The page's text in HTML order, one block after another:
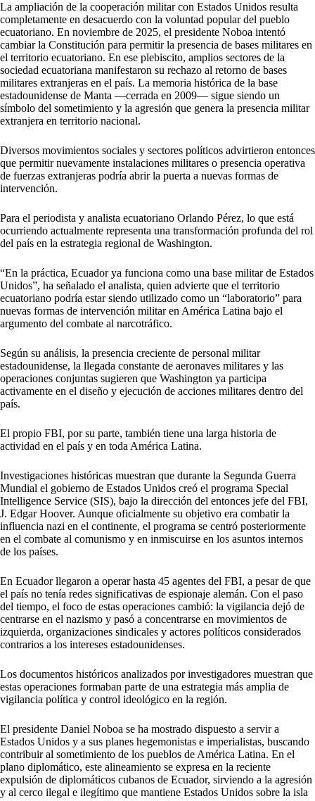
La ampliación de la cooperación militar con Estados Unidos resulta
completamente en desacuerdo con la voluntad popular del pueblo
ecuatoriano. En noviembre de 2025, el presidente Noboa intentó
cambiar la Constitución para permitir la presencia de bases militares en
el territorio ecuatoriano. En ese plebiscito, amplios sectores de la
sociedad ecuatoriana manifestaron su rechazo al retorno de bases
militares extranjeras en el país. La memoria histórica de la base
estadounidense de Manta —cerrada en 2009— sigue siendo un
símbolo del sometimiento y la agresión que genera la presencia militar
extranjera en territorio nacional.
Diversos movimientos sociales y sectores políticos advirtieron entonces
que permitir nuevamente instalaciones militares o presencia operativa
de fuerzas extranjeras podría abrir la puerta a nuevas formas de
intervención.
Para el periodista y analista ecuatoriano Orlando Pérez, lo que está
ocurriendo actualmente representa una transformación profunda del rol
del país en la estrategia regional de Washington.
“En la práctica, Ecuador ya funciona como una base militar de Estados
Unidos”, ha señalado el analista, quien advierte que el territorio
ecuatoriano podría estar siendo utilizado como un “laboratorio” para
nuevas formas de intervención militar en América Latina bajo el
argumento del combate al narcotráfico.
Según su análisis, la presencia creciente de personal militar
estadounidense, la llegada constante de aeronaves militares y las
operaciones conjuntas sugieren que Washington ya participa
activamente en el diseño y ejecución de acciones militares dentro del
país.
El propio FBI, por su parte, también tiene una larga historia de
actividad en el país y en toda América Latina.
Investigaciones históricas muestran que durante la Segunda Guerra
Mundial el gobierno de Estados Unidos creó el programa Special
Intelligence Service (SIS), bajo la dirección del entonces jefe del FBI,
J. Edgar Hoover. Aunque oficialmente su objetivo era combatir la
influencia nazi en el continente, el programa se centró posteriormente
en el combate al comunismo y en inmiscuirse en los asuntos internos
de los países.
En Ecuador llegaron a operar hasta 45 agentes del FBI, a pesar de que
el país no tenía redes significativas de espionaje alemán. Con el paso
del tiempo, el foco de estas operaciones cambió: la vigilancia dejó de
centrarse en el nazismo y pasó a concentrarse en movimientos de
izquierda, organizaciones sindicales y actores políticos considerados
contrarios a los intereses estadounidenses.
Los documentos históricos analizados por investigadores muestran que
estas operaciones formaban parte de una estrategia más amplia de
vigilancia política y control ideológico en la región.
El presidente Daniel Noboa se ha mostrado dispuesto a servir a
Estados Unidos y a sus planes hegemonistas e imperialistas, buscando
contribuir al sometimiento de los pueblos de América Latina. En el
plano diplomático, este alineamiento se expresa en la reciente
expulsión de diplomáticos cubanos de Ecuador, sirviendo a la agresión
y al cerco ilegal e ilegítimo que mantiene Estados Unidos sobre la isla